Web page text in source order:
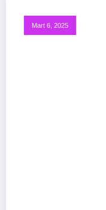
Mart 6, 2025